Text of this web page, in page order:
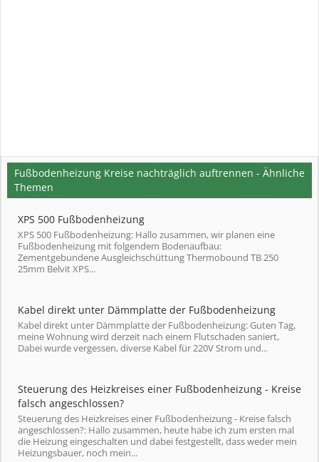
Fußbodenheizung Kreise nachträglich auftrennen - Ähnliche
Themen
XPS 500 Fußbodenheizung
XPS 500 Fußbodenheizung: Hallo zusammen, wir planen eine
Fußbodenheizung mit folgendem Bodenaufbau:
Zementgebundene Ausgleichschüttung Thermobound TB 250
25mm Belvit XPS...
Kabel direkt unter Dämmplatte der Fußbodenheizung
Kabel direkt unter Dämmplatte der Fußbodenheizung: Guten Tag,
meine Wohnung wird derzeit nach einem Flutschaden saniert,
Dabei wurde vergessen, diverse Kabel für 220V Strom und...
Steuerung des Heizkreises einer Fußbodenheizung - Kreise
falsch angeschlossen?
Steuerung des Heizkreises einer Fußbodenheizung - Kreise falsch
angeschlossen?: Hallo zusammen, heute habe ich zum ersten mal
die Heizung eingeschalten und dabei festgestellt, dass weder mein
Heizungsbauer, noch mein...